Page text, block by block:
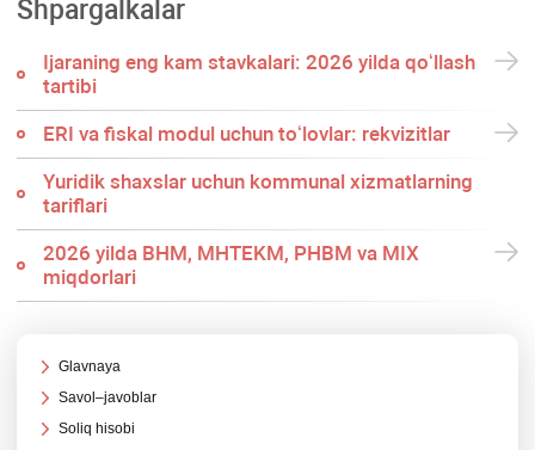
Shpargalkalar
Ijaraning eng kam stavkalari: 2026 yilda qoʻllash
tartibi
ERI va fiskal modul uchun toʻlovlar: rekvizitlar
Yuridik shaхslar uchun kommunal хizmatlarning
tariflari
2026 yilda BHM, MHTEKM, PHBM va MIX
miqdorlari
Glavnaya
Savol–javoblar
Soliq hisobi